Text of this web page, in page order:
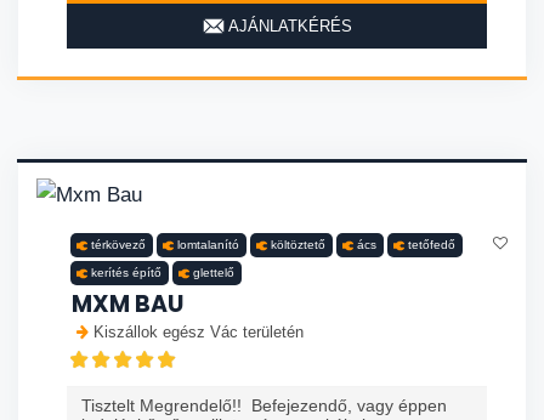
AJÁNLATKÉRÉS
térkövező lomtalanító költöztető ács tetőfedő
kerítés építő glettelő
MXM BAU
Kiszállok egész Vác területén
Tisztelt Megrendelő!! Befejezendő, vagy éppen